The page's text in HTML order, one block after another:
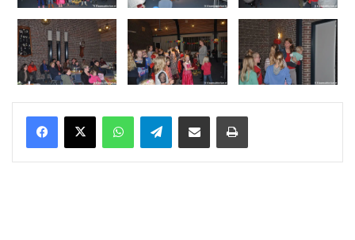
WhatsAppTelegramDelen via Email Print